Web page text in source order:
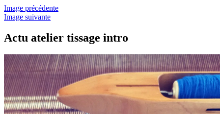
Image précédente
Image suivante
Actu atelier tissage intro